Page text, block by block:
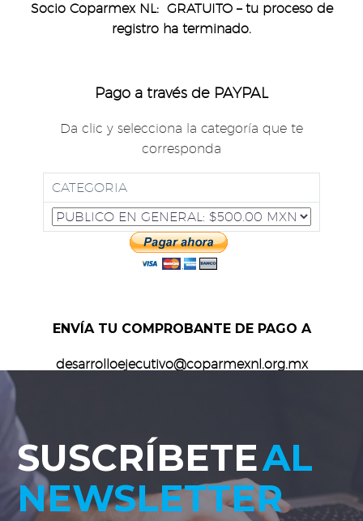
Socio Coparmex NL: GRATUITO – tu proceso de
registro ha terminado.
Pago a través de PAYPAL
Da clic y selecciona la categoría que te
corresponda
CATEGORIA
ENVÍA TU COMPROBANTE DE PAGO A
desarrolloejecutivo@coparmexnl.org.mx
SUSCRÍBETEAL
NEWSLETTER